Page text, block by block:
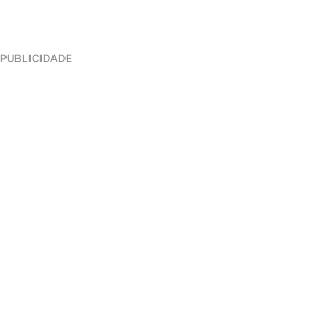
PUBLICIDADE